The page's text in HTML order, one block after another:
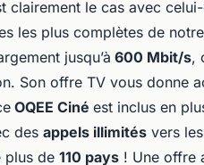
clairement le cas avec
les plus complètes de
jusqu’à 600 Mbit/s,
Son offre TV vous donne
OQEE Ciné est inclus en
des appels illimités vers
plus de 110 pays ! Une offre